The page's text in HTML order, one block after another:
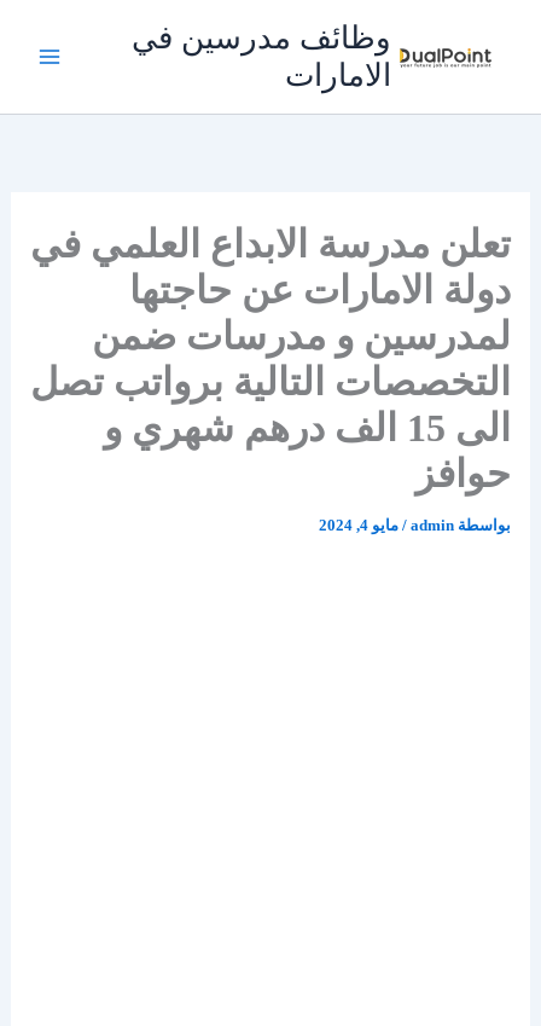
وظائف مدرسين في
الامارات
تعلن مدرسة الابداع العلمي في
دولة الامارات عن حاجتها
لمدرسين و مدرسات ضمن
التخصصات التالية برواتب تصل
الى 15 الف درهم شهري و
حوافز
بواسطة admin
/ مايو 4, 2024